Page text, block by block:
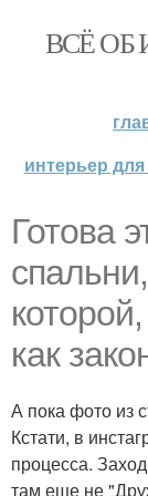
ВСЁ ОБ
интерьер
Готова
как
А пока фото из
Кстати, в
процесса.
там еще не